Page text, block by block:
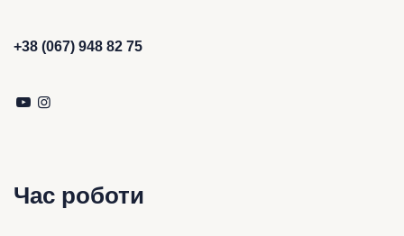
+38 (067) 948 82 75
Час роботи